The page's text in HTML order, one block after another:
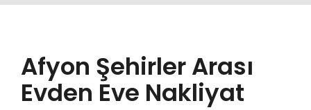
FIYATLAR
GALER
S.S.S.
Afyon Şehirler Arası
Evden Eve Nakliyat